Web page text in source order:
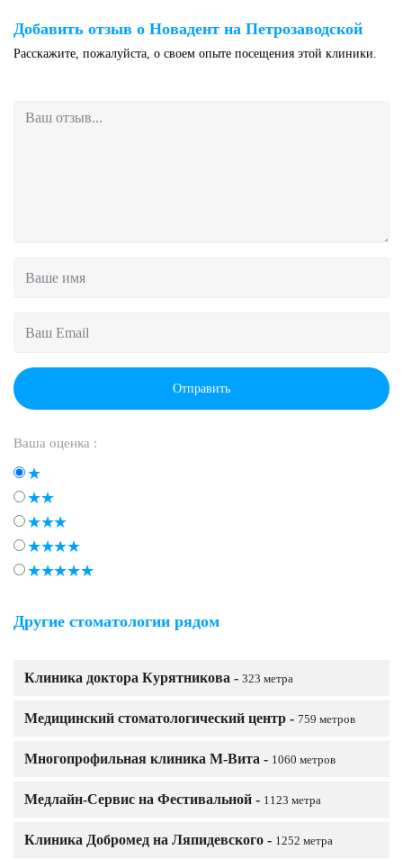
Добавить отзыв о Новадент на Петрозаводской
Расскажите, пожалуйста, о своем опыте посещения этой клиники.
Отправить
Ваша оценка :
Другие стоматологии рядом
Клиника доктора Курятникова - 323 метра
Медицинский стоматологический центр - 759 метров
Многопрофильная клиника М-Вита - 1060 метров
Медлайн-Сервис на Фестивальной - 1123 метра
Клиника Добромед на Ляпидевского - 1252 метра